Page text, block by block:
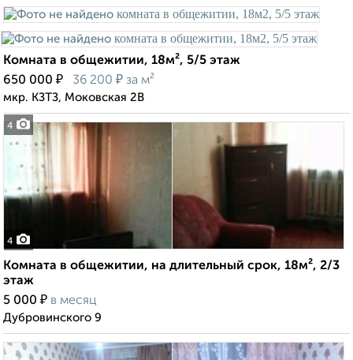
4
Комната в общежитии, 18м², 5/5 этаж
650 000 ₽ 36 200 ₽ за м²
мкр. КЗТЗ, Моковская 2В
4
Комната в общежитии, на длительный срок, 18м², 2/3
этаж
5 000 ₽ в месяц
Дубровинского 9